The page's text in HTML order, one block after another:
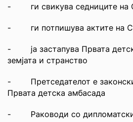
- ги свикува седниците на
- ги потпишува актите на
- ја застапува Првата
земјата и странство
- Претседателот е законски
Првата детска амбасада
- Раководи со